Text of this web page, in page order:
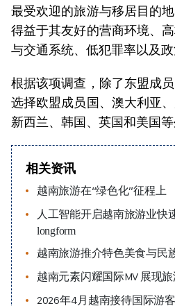
最受欢迎的旅游与移居目的
得益于其友好的营商环境、
与交通系统、低犯罪率以及政
根据该项调查，除了东盟成
选择欧盟成员国、澳大利亚
新西兰、韩国、英国和美国等
相关资讯
越南旅游在“绿色化”征程上
人工智能开启越南旅游业快
longform
越南旅游推介特色美食与民
越南元素闪耀国际MV 展现
2026年4月越南接待国际游